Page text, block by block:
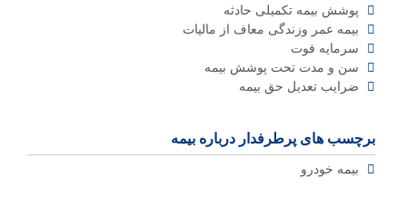
پوشش بیمه تکمیلی حادثه
بیمه عمر وزندگی معاف از مالیات
سرمایه فوت
سن و مدت تحت پوشش بیمه
ضرایب تعدیل حق بیمه
برچسب های پرطرفدار درباره بیمه
بیمه خودرو